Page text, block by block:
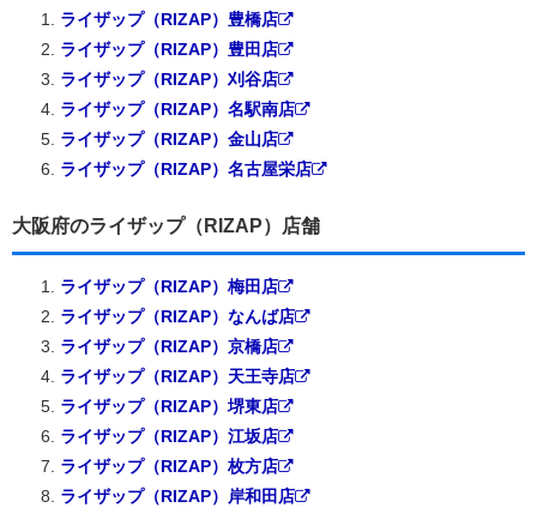
ライザップ（RIZAP）豊橋店
ライザップ（RIZAP）豊田店
ライザップ（RIZAP）刈谷店
ライザップ（RIZAP）名駅南店
ライザップ（RIZAP）金山店
ライザップ（RIZAP）名古屋栄店
大阪府のライザップ（RIZAP）店舗
ライザップ（RIZAP）梅田店
ライザップ（RIZAP）なんば店
ライザップ（RIZAP）京橋店
ライザップ（RIZAP）天王寺店
ライザップ（RIZAP）堺東店
ライザップ（RIZAP）江坂店
ライザップ（RIZAP）枚方店
ライザップ（RIZAP）岸和田店